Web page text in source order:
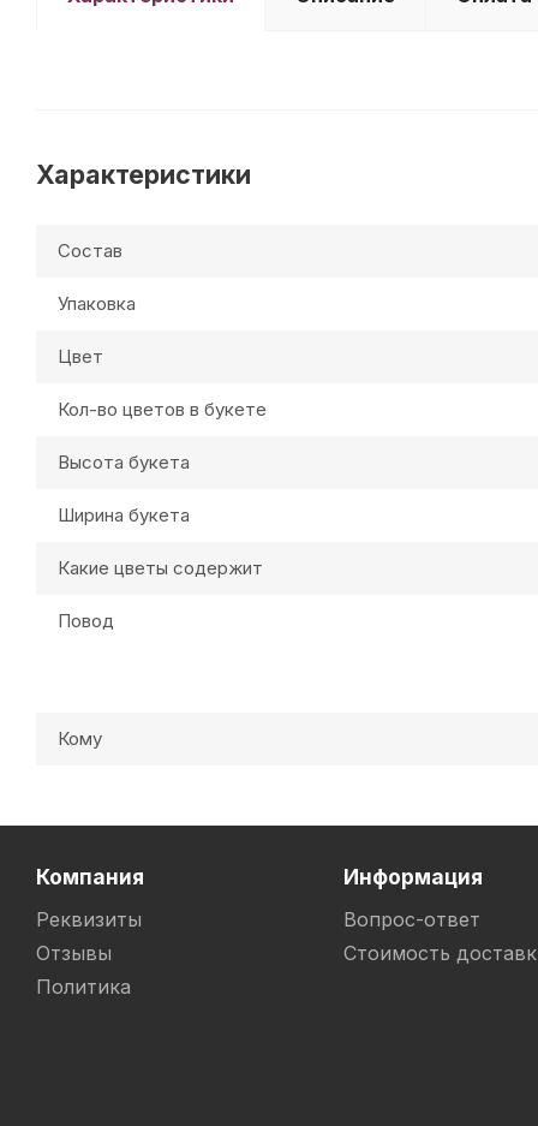
Характеристики
Состав
Упаковка
Цвет
Кол-во цветов в букете
Высота букета
Ширина букета
Какие цветы содержит
Повод
Кому
Компания
Реквизиты
Отзывы
Политика
Информация
Вопрос-ответ
Стоимость